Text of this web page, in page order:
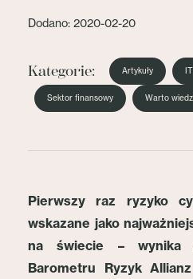
Dodano: 2020-02-20
Kategorie: Artykuły
Sektor finansowy Warto
Pierwszy raz ryzyko
wskazane jako
na świecie – wynika
Barometru Ryzyk